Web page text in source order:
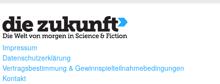
Impressum
Datenschutzerklärung
Vertragsbestimmung & Gewinnspielteilnahmebedingungen
Kontakt